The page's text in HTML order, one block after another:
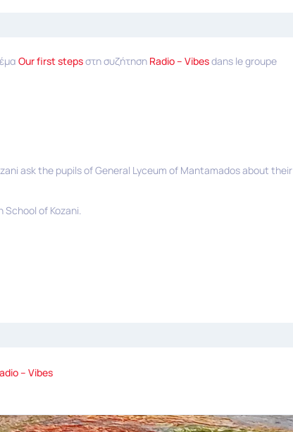
Our first stepsστη συζήτηση Radio – Vibesdans le groupe
ask the pupils of General Lyceum of Mantamados about their
of Kozani.
– Vibes